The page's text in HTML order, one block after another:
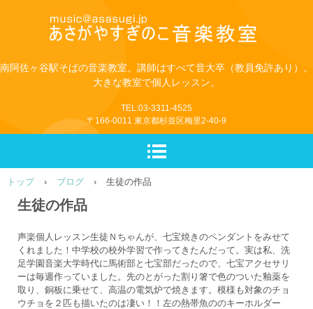
南阿佐ヶ谷駅そばの音楽教室。講師はすべて音大卒（教員免許あり）。
大きな教室で個人レッスン。
TEL:03-3311-4525
〒166-0011 東京都杉並区梅里2-40-9
トップ › ブログ › 生徒の作品
生徒の作品
声楽個人レッスン生徒Ｎちゃんが、七宝焼きのペンダントをみせて
くれました！中学校の校外学習で作ってきたんだって。実は私、洗
足学園音楽大学時代に馬術部と七宝部だったので、七宝アクセサリ
ーは毎週作っていました。先のとがった割り箸で色のついた釉薬を
取り、銅板に乗せて、高温の電気炉で焼きます。模様も対象のチョ
ウチョを２匹も描いたのは凄い！！左の熱帯魚ののキーホルダー